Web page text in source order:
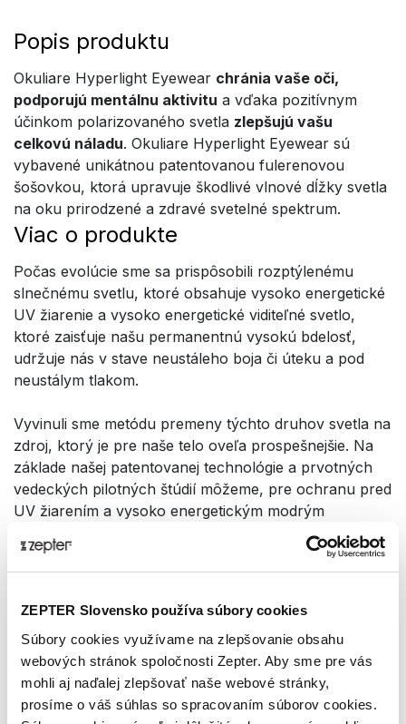
ZEPTER Slovensko používa súbory cookies
Súbory cookies využívame na zlepšovanie obsahu
webových stránok spoločnosti Zepter. Aby sme pre vás
mohli aj naďalej zlepšovať naše webové stránky,
prosíme o váš súhlas so spracovaním súborov cookies.
Popis produktu
Okuliare Hyperlight Eyewear chránia vaše oči,
podporujú mentálnu aktivitu a vďaka pozitívnym
účinkom polarizovaného svetla zlepšujú vašu
celkovú náladu. Okuliare Hyperlight Eyewear sú
vybavené unikátnou patentovanou fulerenovou
šošovkou, ktorá upravuje škodlivé vlnové dĺžky svetla
na oku prirodzené a zdravé svetelné spektrum.
Viac o produkte
Počas evolúcie sme sa prispôsobili rozptýlenému
slnečnému svetlu, ktoré obsahuje vysoko energetické
UV žiarenie a vysoko energetické viditeľné svetlo,
ktoré zaisťuje našu permanentnú vysokú bdelosť,
udržuje nás v stave neustáleho boja či úteku a pod
neustálym tlakom.
Vyvinuli sme metódu premeny týchto druhov svetla na
zdroj, ktorý je pre naše telo oveľa prospešnejšie. Na
základe našej patentovanej technológie a prvotných
vedeckých pilotných štúdií môžeme, pre ochranu pred
UV žiarením a vysoko energetickým modrým
slnečným svetlom, odporučiť, ako náhradu za klasické
slnečné okuliare, používanie okuliarov Zepter
Hyperlight Eyewear.
Okuliare Hyperlight Eyewear neprepúšťajú UV žiarenie
a modré slnečné svetlo, a pôsobia teda relaxačným
účinkom a majú vplyv na zlepšenie rozhodovacích
procesov. Okuliare možno používať ako ochranu pred
škodlivou časťou modrofialového svetla vyžarovaného